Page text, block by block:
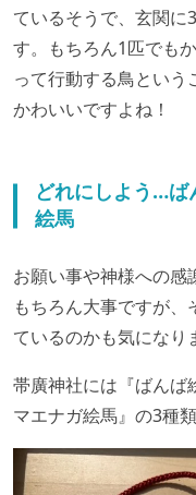
ているそうで、玄関に
す。もちろん1匹でも
って行動する鳥とい
かわいいですよね！
どれにしよう…ば
絵馬
お願い事や神様への感
もちろん大事ですが
ているのかも気になり
帯廣神社には『ばんば
マエナガ絵馬』の3種